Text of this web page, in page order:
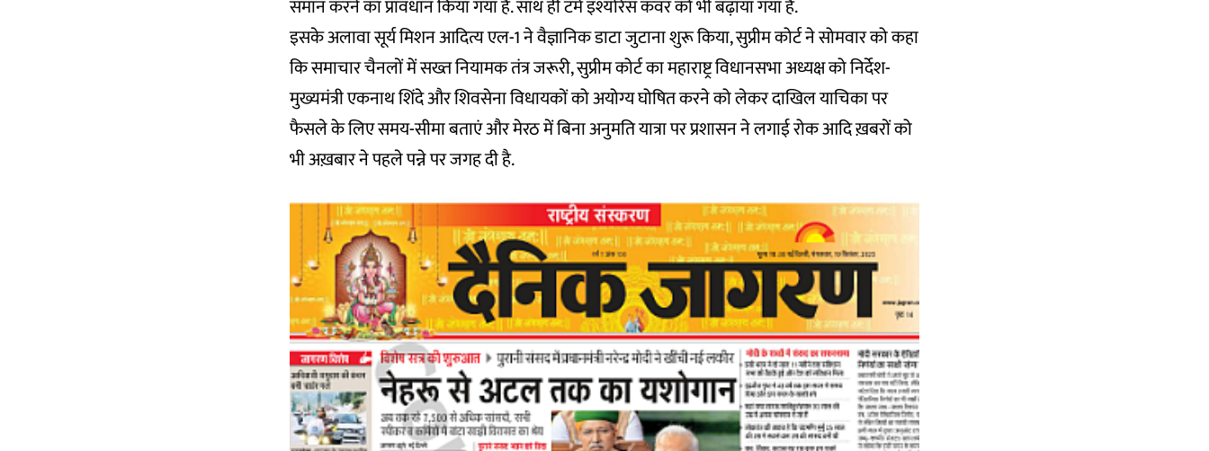
समान करने का प्रावधान किया गया है. साथ ही टर्म इंश्योरेंस कवर को भी बढ़ाया गया है.
इसके अलावा सूर्य मिशन आदित्य एल-1 ने वैज्ञानिक डाटा जुटाना शुरू किया, सुप्रीम कोर्ट ने सोमवार को कहा
कि समाचार चैनलों में सख्त नियामक तंत्र जरूरी, सुप्रीम कोर्ट का महाराष्ट्र विधानसभा अध्यक्ष को निर्देश-
मुख्यमंत्री एकनाथ शिंदे और शिवसेना विधायकों को अयोग्य घोषित करने को लेकर दाखिल याचिका पर
फैसले के लिए समय-सीमा बताएं और मेरठ में बिना अनुमति यात्रा पर प्रशासन ने लगाई रोक आदि ख़बरों को
भी अख़बार ने पहले पन्ने पर जगह दी है.